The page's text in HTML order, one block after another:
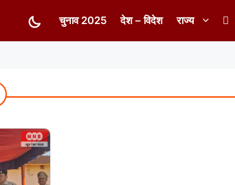
चुनाव 2025 देश – विदेश राज्य